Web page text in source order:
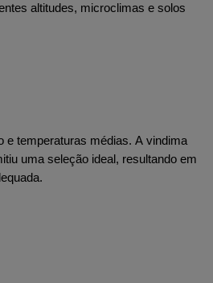
altitudes, microclimas e solos
e temperaturas médias. A vindima
uma seleção ideal, resultando em